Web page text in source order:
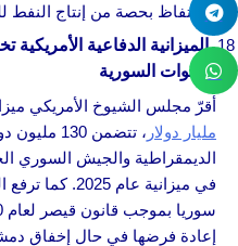
الاحتفاظ بحصة من إنتاج
للقوات السورية
أقرّ مجلس الشيوخ الأمريكي ميزانية
مليار دولار
، تتضمن
في ميزانية عام
إعادة فرضها في حال إخفاق